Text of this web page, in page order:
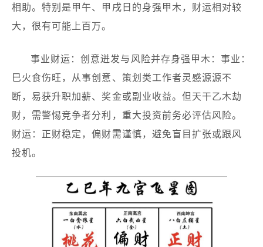
相助。特别是甲午、甲戌日的身强甲木，财运相对较
大，很有可能上百万。
事业财运：创意迸发与风险并存身强甲木：事业：
巳火食伤旺，从事创意、策划类工作者灵感源源不
断，易获升职加薪、奖金或副业收益。但天干乙木劫
财，需警惕竞争者分利，重大投资前务必评估风险。
财运：正财稳定，偏财需谨慎，避免盲目扩张或跟风
投机。